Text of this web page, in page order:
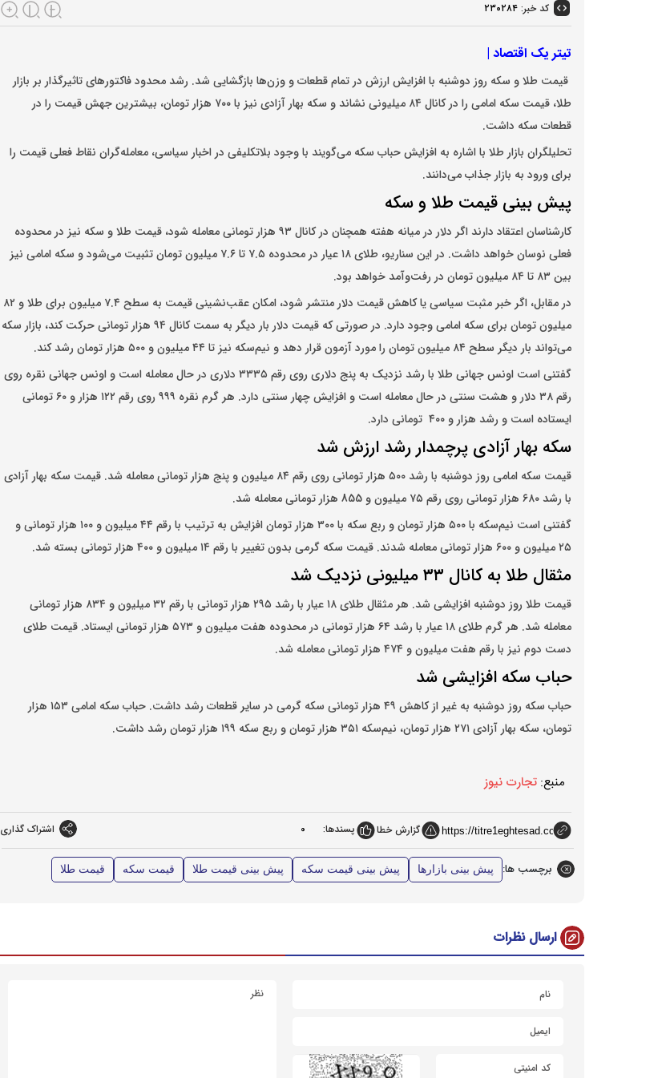
کد خبر: ۲۳۰۲۸۴
تیتر یک اقتصاد |
قیمت طلا و سکه روز دوشنبه با افزایش ارزش در تمام قطعات و وزن‌ها بازگشایی شد. رشد محدود فاکتورهای تاثیرگذار بر بازار
طلا، قیمت سکه امامی را در کانال ۸۴ میلیونی نشاند و سکه بهار آزادی نیز با ۷۰۰ هزار تومان، بیشترین جهش قیمت را در
قطعات سکه داشت.
تحلیلگران بازار طلا با اشاره به افزایش حباب سکه می‌گویند با وجود بلاتکلیفی در اخبار سیاسی، معامله‌گران نقاط فعلی قیمت را
برای ورود به بازار جذاب می‌دانند.
پیش‌ بینی قیمت طلا و سکه
کارشناسان اعتقاد دارند اگر دلار در میانه هفته همچنان در کانال ۹۳ هزار تومانی معامله شود، قیمت طلا و سکه نیز در محدوده
فعلی نوسان خواهد داشت. در این سناریو، طلای ۱۸ عیار در محدوده ۷.۵ تا ۷.۶ میلیون تومان تثبیت می‌شود و سکه امامی نیز
بین ۸۳ تا ۸۴ میلیون تومان در رفت‌وآمد خواهد بود.
در مقابل، اگر خبر مثبت سیاسی یا کاهش قیمت دلار منتشر شود، امکان عقب‌نشینی قیمت به سطح ۷.۴ میلیون برای طلا و ۸۲
میلیون تومان برای سکه امامی وجود دارد. در صورتی که قیمت دلار بار دیگر به سمت کانال ۹۴ هزار تومانی حرکت کند، بازار سکه
می‌تواند بار دیگر سطح ۸۴ میلیون تومان را مورد آزمون قرار دهد و نیم‌سکه نیز تا ۴۴ میلیون و ۵۰۰ هزار تومان رشد کند.
گفتنی است اونس جهانی طلا با رشد نزدیک به پنج دلاری روی رقم ۳۳۳۵ دلاری در حال معامله است و اونس جهانی نقره روی
رقم ۳۸ دلار و هشت سنتی در حال معامله است و افزایش چهار سنتی دارد. هر گرم نقره ۹۹۹ روی رقم ۱۲۲ هزار و ۶۰ تومانی
ایستاده است و رشد هزار و ۴۰۰ تومانی دارد.
سکه بهار آزادی پرچمدار رشد ارزش شد
قیمت سکه امامی
روز دوشنبه با رشد ۵۰۰ هزار تومانی روی رقم ۸۴ میلیون و پنج هزار تومانی معامله شد. قیمت سکه‌ بهار آزادی
با رشد ۶۸۰ هزار تومانی روی رقم ۷۵ میلیون و 855 هزار تومانی معامله شد.
گفتنی است نیم‌سکه با ۵۰۰ هزار تومان و ربع سکه با ۳۰۰ هزار تومان افزایش به ترتیب با رقم ۴۴ میلیون و ۱۰۰ هزار تومانی و
۲۵ میلیون و ۶۰۰ هزار تومانی معامله شدند. قیمت سکه گرمی بدون تغییر با رقم ۱۴ میلیون و ۴۰۰ هزار تومانی بسته شد.
مثقال طلا به کانال ۳۳ میلیونی نزدیک شد
قیمت طلا
روز دوشنبه افزایشی شد. هر مثقال طلای ۱۸ عیار با رشد ۲۹۵ هزار تومانی با رقم ۳۲ میلیون و ۸۳۴ هزار تومانی
معامله شد. هر گرم طلای ۱۸ عیار با رشد ۶۴ هزار تومانی در محدوده هفت میلیون و ۵۷۳ هزار تومانی ایستاد. قیمت طلای
دست دوم نیز با رقم هفت میلیون و ۴۷۴ هزار تومانی معامله شد.
حباب سکه افزایشی شد
حباب سکه روز دوشنبه به غیر از کاهش ۴۹ هزار تومانی سکه گرمی در سایر قطعات رشد داشت. حباب سکه امامی ۱۵۳ هزار
تومان، سکه بهار آزادی ۲۷۱ هزار تومان، نیم‌سکه ۳۵۱ هزار تومان و ربع سکه ۱۹۹ هزار تومان رشد داشت.
منبع: تجارت نیوز
گزارش خطا پسندها: 0 اشتراک گذاری
برچسب ها: پیش بینی بازارها پیش بینی قیمت سکه پیش بینی قیمت طلا قیمت سکه قیمت طلا
ارسال نظرات